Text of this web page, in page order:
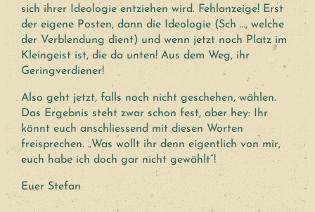
sich ihrer Ideologie entziehen wird. Fehlanzeige! Erst
der eigene Posten, dann die Ideologie (Sch …, welche
der Verblendung dient) und wenn jetzt noch Platz im
Kleingeist ist, die da unten! Aus dem Weg, ihr
Geringverdiener!
Also geht jetzt, falls noch nicht geschehen, wählen.
Das Ergebnis steht zwar schon fest, aber hey: Ihr
könnt euch anschliessend mit diesen Worten
freisprechen. „Was wollt ihr denn eigentlich von mir,
euch habe ich doch gar nicht gewählt“!
Euer Stefan